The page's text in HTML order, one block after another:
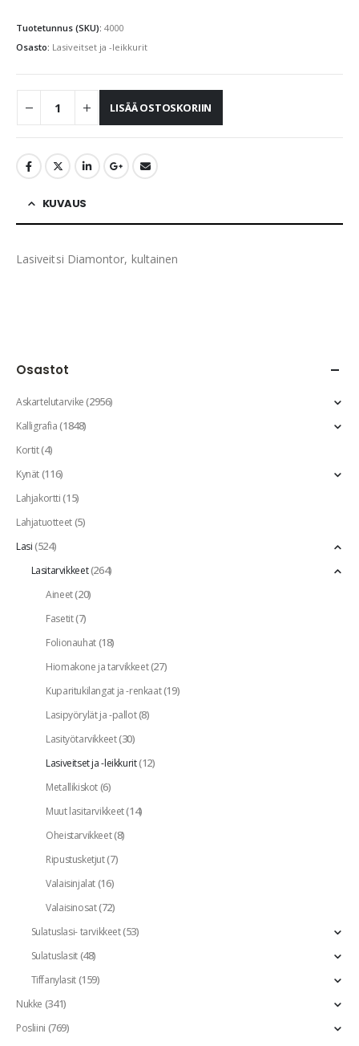
Tuotetunnus (SKU): 4000
Osasto: Lasiveitset ja -leikkurit
LISÄÄ OSTOSKORIIN
KUVAUS
Lasiveitsi Diamontor, kultainen
Osastot
Askartelutarvike(2956)
Kalligrafia(1848)
Kortit(4)
Kynät(116)
Lahjakortti(15)
Lahjatuotteet(5)
Lasi(524)
Lasitarvikkeet(264)
Aineet(20)
Fasetit(7)
Folionauhat(18)
Hiomakone ja tarvikkeet(27)
Kuparitukilangat ja -renkaat(19)
Lasipyörylät ja -pallot(8)
Lasityötarvikkeet(30)
Lasiveitset ja -leikkurit(12)
Metallikiskot(6)
Muut lasitarvikkeet(14)
Oheistarvikkeet(8)
Ripustusketjut(7)
Valaisinjalat(16)
Valaisinosat(72)
Sulatuslasi- tarvikkeet(53)
Sulatuslasit(48)
Tiffanylasit(159)
Nukke (341)
Posliini (769)